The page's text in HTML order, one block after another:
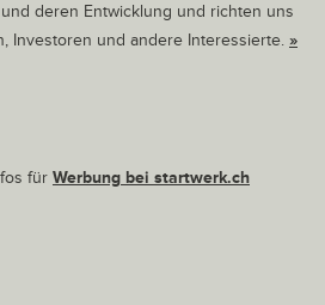
deren Entwicklung und richten uns
Investoren und andere Interessierte. »
für Werbung bei startwerk.ch